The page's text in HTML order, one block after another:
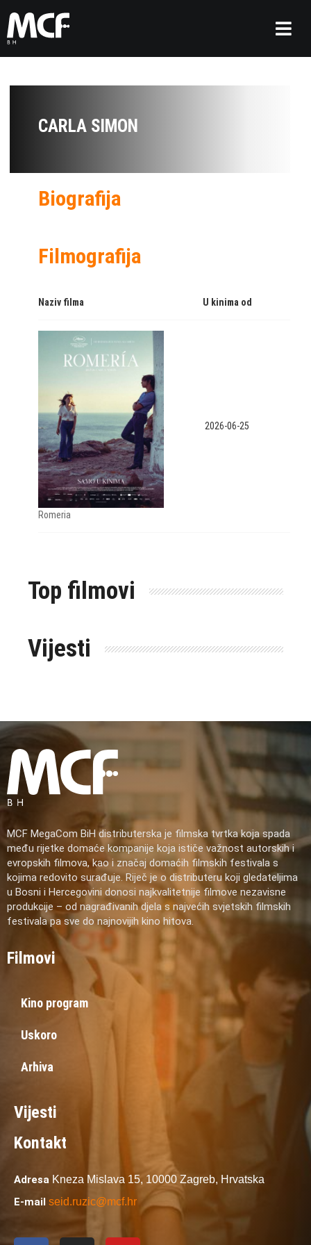
CARLA SIMON
Biografija
Filmografija
Naziv filma U kinima od
Romeria
2026-06-25
Top filmovi
Vijesti
MCF MegaCom BiH distributerska je filmska tvrtka koja spada
među rijetke domaće kompanije koja ističe važnost autorskih i
evropskih filmova, kao i značaj domaćih filmskih festivala s
kojima redovito surađuje. Riječ je o distributeru koji gledateljima
u Bosni i Hercegovini donosi najkvalitetnije filmove nezavisne
produkcije – od nagrađivanih djela s najvećih svjetskih filmskih
festivala pa sve do najnovijih kino hitova.
Filmovi
Kino program
Uskoro
Arhiva
Vijesti
Kontakt
Adresa Kneza Mislava 15, 10000 Zagreb, Hrvatska
E-mail seid.ruzic@mcf.hr